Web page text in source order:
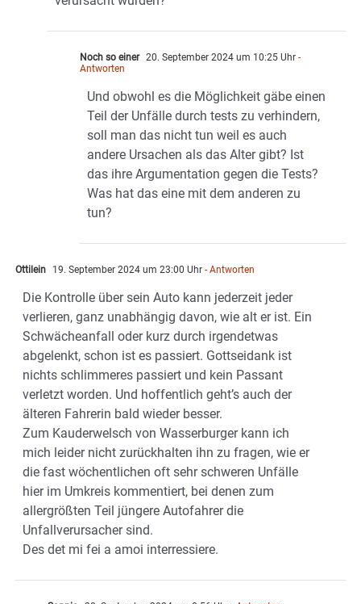
Noch so einer 20. September 2024 um 10:25 Uhr -
Antworten
Und obwohl es die Möglichkeit gäbe einen
Teil der Unfälle durch tests zu verhindern,
soll man das nicht tun weil es auch
andere Ursachen als das Alter gibt? Ist
das ihre Argumentation gegen die Tests?
Was hat das eine mit dem anderen zu
tun?
Ottilein 19. September 2024 um 23:00 Uhr - Antworten
Die Kontrolle über sein Auto kann jederzeit jeder
verlieren, ganz unabhängig davon, wie alt er ist. Ein
Schwächeanfall oder kurz durch irgendetwas
abgelenkt, schon ist es passiert. Gottseidank ist
nichts schlimmeres passiert und kein Passant
verletzt worden. Und hoffentlich geht’s auch der
älteren Fahrerin bald wieder besser.
Zum Kauderwelsch von Wasserburger kann ich
mich leider nicht zurückhalten ihn zu fragen, wie er
die fast wöchentlichen oft sehr schweren Unfälle
hier im Umkreis kommentiert, bei denen zum
allergrößten Teil jüngere Autofahrer die
Unfallverursacher sind.
Des det mi fei a amoi interressiere.